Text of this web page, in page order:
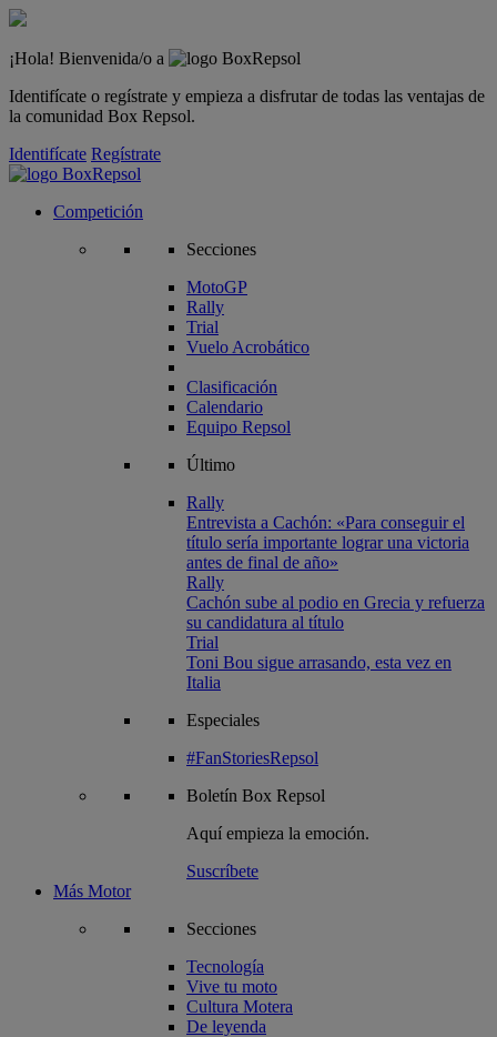
¡Hola! Bienvenida/o a
Identifícate o regístrate y empieza a disfrutar de todas las ventajas de
la comunidad Box Repsol.
Identifícate Regístrate
Competición
Secciones
MotoGP
Rally
Trial
Vuelo Acrobático
Clasificación
Calendario
Equipo Repsol
Último
Rally
Entrevista a Cachón: «Para conseguir el
título sería importante lograr una victoria
antes de final de año»
Rally
Cachón sube al podio en Grecia y refuerza
su candidatura al título
Trial
Toni Bou sigue arrasando, esta vez en
Italia
Especiales
#FanStoriesRepsol
Boletín Box Repsol
Aquí empieza la emoción.
Suscríbete
Más Motor
Secciones
Tecnología
Vive tu moto
Cultura Motera
De leyenda